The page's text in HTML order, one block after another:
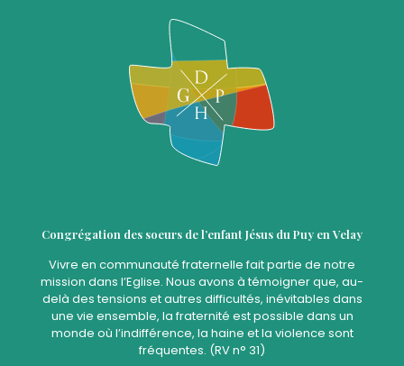
Congrégation des soeurs de l’enfant Jésus du Puy en Velay
Vivre en communauté fraternelle fait partie de notre
mission dans l’Eglise. Nous avons à témoigner que, au-
delà des tensions et autres difficultés, inévitables dans
une vie ensemble, la fraternité est possible dans un
monde où l’indifférence, la haine et la violence sont
fréquentes. (RV n° 31)